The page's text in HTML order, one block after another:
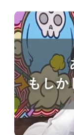
と、部下から
「スタンス」